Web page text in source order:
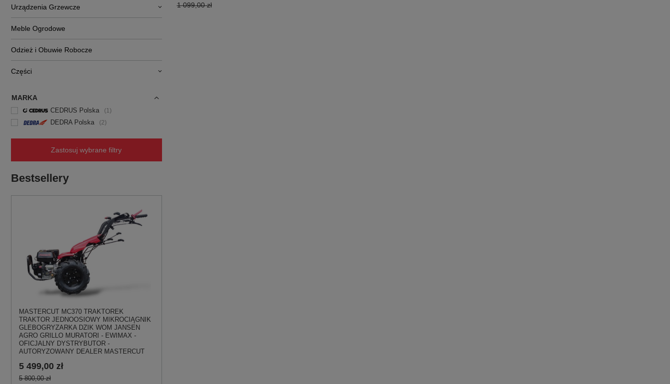
Urządzenia Grzewcze
Meble Ogrodowe
Odzież i Obuwie Robocze
Części
MARKA
CEDRUS Polska 1
DEDRA Polska 2
Zastosuj wybrane filtry
Bestsellery
MASTERCUT MC370 TRAKTOREK
TRAKTOR JEDNOOSIOWY MIKROCIĄGNIK
GLEBOGRYZARKA DZIK WOM JANSEN
AGRO GRILLO MURATORI - EWIMAX -
OFICJALNY DYSTRYBUTOR -
AUTORYZOWANY DEALER MASTERCUT
5 499,00 zł
5 800,00 zł
1 099,00 zł